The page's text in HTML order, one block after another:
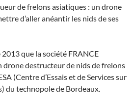
de frelons asiatiques : un drone
d’aller anéantir les nids de ses
que la société FRANCE
drone destructeur de nids de frelons
(Centre d’Essais et de Services sur
du technopole de Bordeaux.